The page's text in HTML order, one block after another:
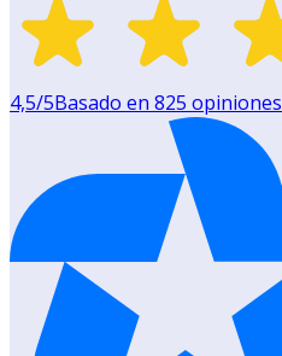
4,5/5Basado en 825 opiniones